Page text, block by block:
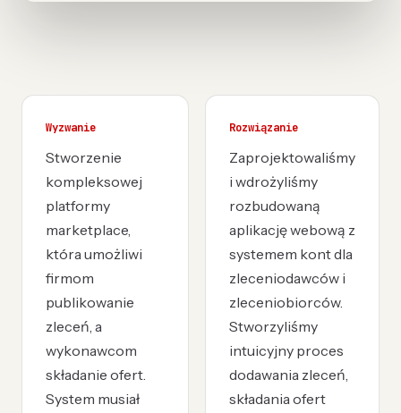
Wyzwanie
Stworzenie
kompleksowej
platformy
marketplace,
która umożliwi
firmom
publikowanie
zleceń, a
wykonawcom
składanie ofert.
System musiał
Rozwiązanie
Zaprojektowaliśmy
i wdrożyliśmy
rozbudowaną
aplikację webową z
systemem kont dla
zleceniodawców i
zleceniobiorców.
Stworzyliśmy
intuicyjny proces
dodawania zleceń,
składania ofert